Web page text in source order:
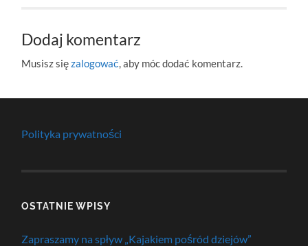
Dodaj komentarz
Musisz sięzalogować , aby móc dodać komentarz.
Polityka prywatności
OSTATNIE WPISY
Zapraszamy na spływ „Kajakiem pośród dziejów”